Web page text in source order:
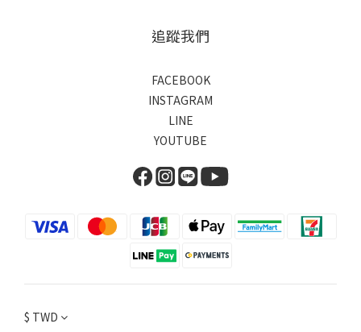
追蹤我們
FACEBOOK
INSTAGRAM
LINE
YOUTUBE
$ TWD